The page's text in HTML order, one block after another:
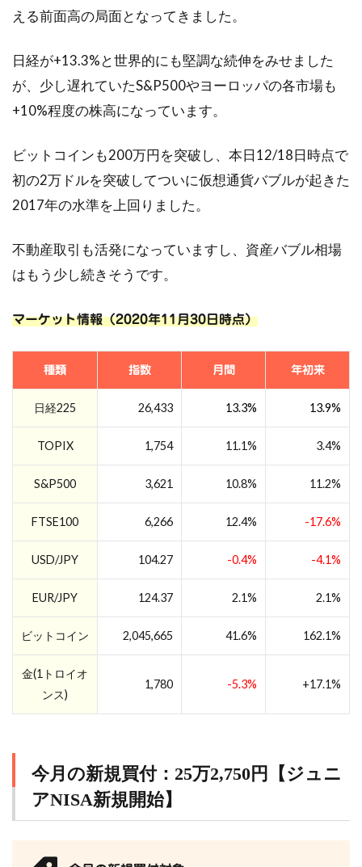
える前面高の局面となってきました。
日経が+13.3%と世界的にも堅調な続伸をみせました
が、少し遅れていたS&P500やヨーロッパの各市場も
+10%程度の株高になっています。
ビットコインも200万円を突破し、本日12/18日時点で
初の2万ドルを突破してついに仮想通貨バブルが起きた
2017年の水準を上回りました。
不動産取引も活発になっていますし、資産バブル相場
はもう少し続きそうです。
マーケット情報（2020年11月30日時点）
種類 指数 月間 年初来
日経225 26,433 13.3% 13.9%
TOPIX 1,754 11.1% 3.4%
S&P500 3,621 10.8% 11.2%
FTSE100 6,266 12.4% -17.6%
USD/JPY 104.27 -0.4% -4.1%
EUR/JPY 124.37 2.1% 2.1%
ビットコイン 2,045,665 41.6% 162.1%
金(1トロイオ
ンス)
1,780 -5.3% +17.1%
今月の新規買付：25万2,750円【ジュニ
アNISA新規開始】